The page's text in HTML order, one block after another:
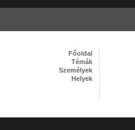
Főoldal
Témák
Személyek
Helyek